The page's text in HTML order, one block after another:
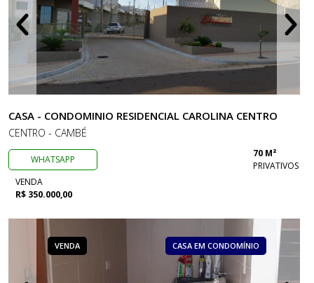
CASA - CONDOMINIO RESIDENCIAL CAROLINA CENTRO
CENTRO - CAMBÉ
WHATSAPP
70 M²
PRIVATIVOS
VENDA
R$ 350.000,00
VENDA CASA EM CONDOMÍNIO